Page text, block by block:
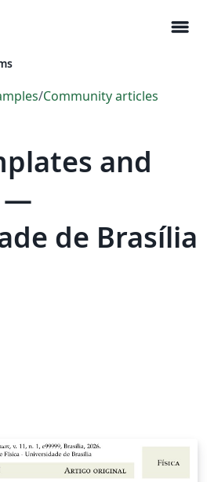
menu
/Community articles
and
—
de Brasília